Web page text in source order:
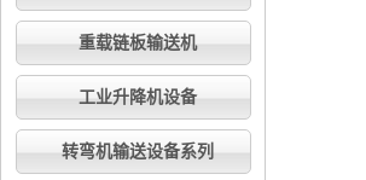
重载链板输送机
工业升降机设备
转弯机输送设备系列